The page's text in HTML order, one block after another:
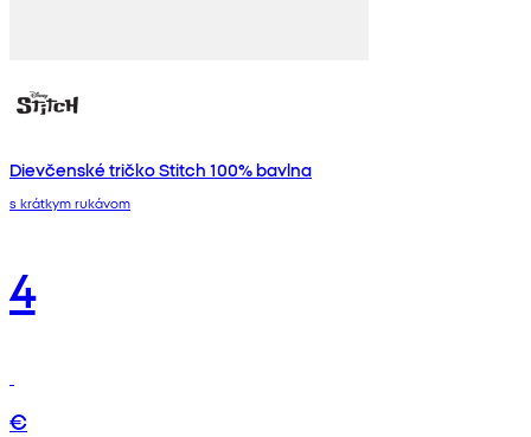
Dievčenské tričko Stitch 100% bavlna
s krátkym rukávom
4
€